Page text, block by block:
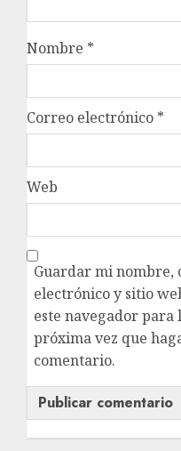
Nombre *
Correo electrónico *
Web
Guardar mi nombre,
electrónico y sitio
este navegador para
próxima vez que
comentario.